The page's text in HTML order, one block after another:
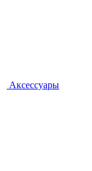
Аксессуары